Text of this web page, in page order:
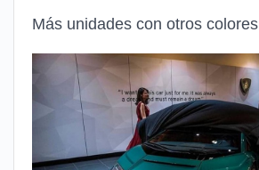
Más unidades con otros colores